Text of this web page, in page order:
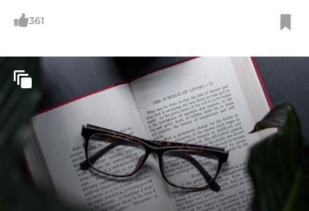
래 쇼핑을 제공할 것이란 전망이다.
361